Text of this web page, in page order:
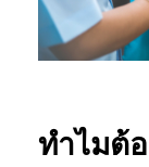
ทำไมต้